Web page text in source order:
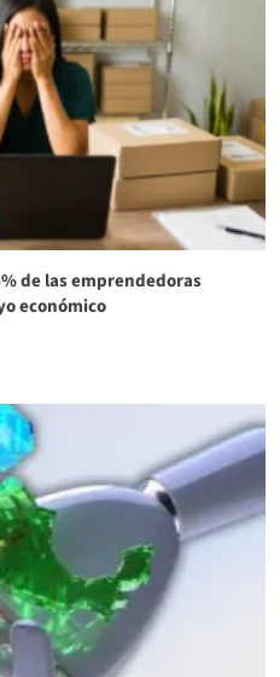
de las emprendedoras
económico